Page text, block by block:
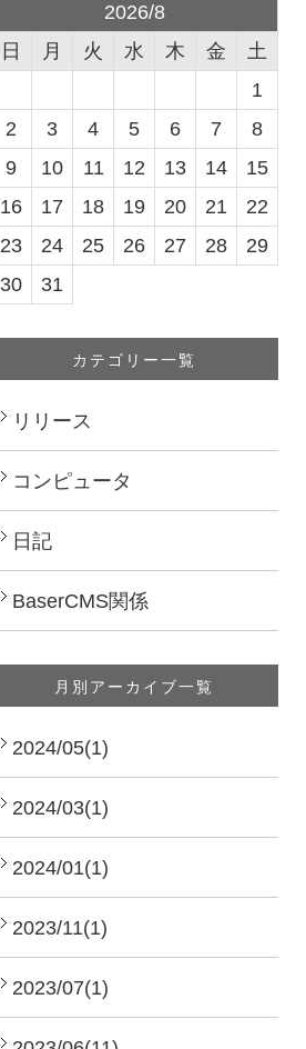
2026/8
日
月 火 水 木 金
土
1
2
3 4 5 6 7
8
9
10 11 12 13 14
15
16
17 18 19 20 21
22
23
24 25 26 27 28
29
30
31
カテゴリー一覧
リリース
コンピュータ
日記
BaserCMS関係
月別アーカイブ一覧
2024/05(1)
2024/03(1)
2024/01(1)
2023/11(1)
2023/07(1)